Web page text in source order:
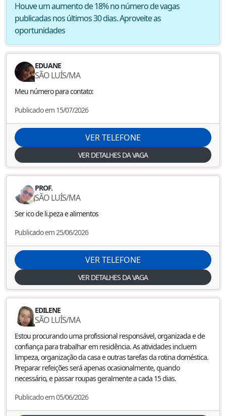
Houve um aumento de 18% no número de vagas
publicadas nos últimos 30 dias. Aproveite as
oportunidades
EDUANE
SÃO LUÍS/MA
Meu número para contato:
Publicado em 15/07/2026
VER TELEFONE
VER DETALHES DA VAGA
PROF.
SÃO LUÍS/MA
Ser ico de li.peza e alimentos
Publicado em 25/06/2026
VER TELEFONE
VER DETALHES DA VAGA
EDILENE
SÃO LUÍS/MA
Estou procurando uma profissional responsável, organizada e de
confiança para trabalhar em residência. As atividades incluem
limpeza, organização da casa e outras tarefas da rotina doméstica.
Preparar refeições será apenas ocasionalmente, quando
necessário, e passar roupas geralmente a cada 15 dias.
Publicado em 05/06/2026